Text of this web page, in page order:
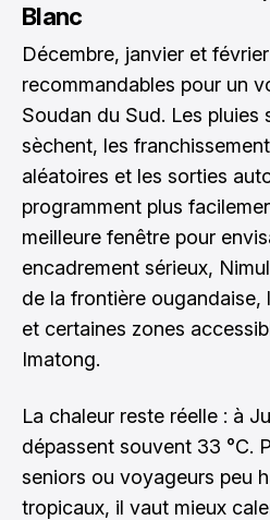
Blanc
Décembre, janvier et
recommandables pour un
Soudan du Sud. Les pluies
sèchent, les
aléatoires et les sorties
programment plus
meilleure fenêtre pour
encadrement sérieux,
de la frontière ougandaise,
et certaines zones
Imatong.
La chaleur reste réelle : à
dépassent souvent 33 °C.
seniors ou voyageurs peu
tropicaux, il vaut mieux